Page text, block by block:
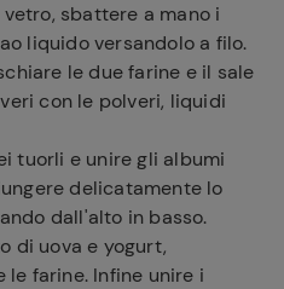
sbattere a mano i
liquido versandolo a filo.
le due farine e il sale
con le polveri, liquidi
tuorli e unire gli albumi
delicatamente lo
dall'alto in basso.
di uova e yogurt,
farine. Infine unire i